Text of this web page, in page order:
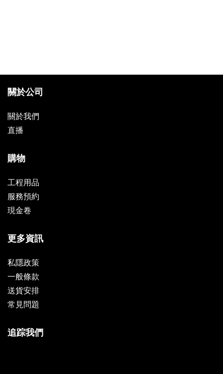
關於公司
關於我們
直播
購物
工程用品
服務預約
現金卷
更多資訊
私隱政策
一般條款
送貨安排
常見問題
追踪我們